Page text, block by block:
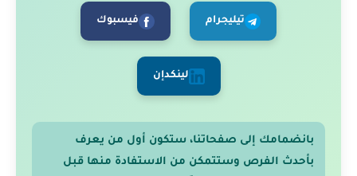
تيليجرام فيسبوك
لينكدإن
بانضمامك إلى صفحاتنا، ستكون أول من يعرف
بأحدث الفرص وستتمكن من الاستفادة منها قبل